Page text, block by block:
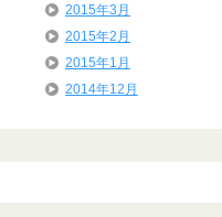
2015年3月
2015年2月
2015年1月
2014年12月